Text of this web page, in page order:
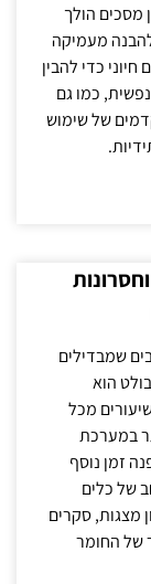
מסכים הולך
מעמיקה
כדי להבין
כמו גם
של שימוש
שמבדילים
הוא
מכל
במערכת
זמן נוסף
של כלים
מצגות, סקרים
של החומר